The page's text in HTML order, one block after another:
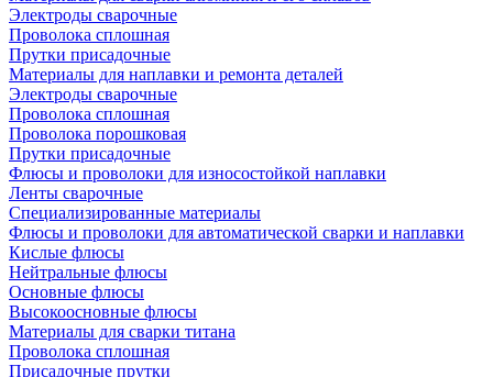
Электроды сварочные
Проволока сплошная
Прутки присадочные
Материалы для наплавки и ремонта деталей
Электроды сварочные
Проволока сплошная
Проволока порошковая
Прутки присадочные
Флюсы и проволоки для износостойкой наплавки
Ленты сварочные
Специализированные материалы
Флюсы и проволоки для автоматической сварки и наплавки
Кислые флюсы
Нейтральные флюсы
Основные флюсы
Высокоосновные флюсы
Материалы для сварки титана
Проволока сплошная
Присадочные прутки